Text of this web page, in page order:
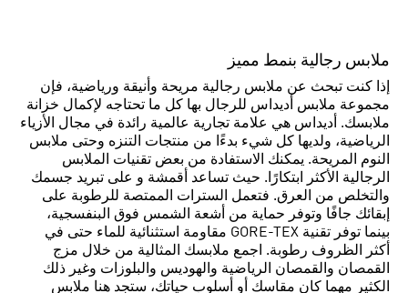
ملابس رجالية بنمط مميز
إذا كنت تبحث عن ملابس رجالية مريحة وأنيقة ورياضية، فإن
مجموعة ملابس أديداس للرجال بها كل ما تحتاجه لإكمال خزانة
ملابسك. أديداس هي علامة تجارية عالمية رائدة في مجال الأزياء
الرياضية، ولديها كل شيء بدءًا من منتجات التنزه وحتى ملابس
النوم المريحة. يمكنك الاستفادة من بعض تقنيات الملابس
الرجالية الأكثر ابتكارًا. حيث تساعد أقمشة و على تبريد جسمك
والتخلص من العرق. فتعمل السترات الممتصة للرطوبة على
إبقائك جافًا وتوفر حماية من أشعة الشمس فوق البنفسجية،
بينما توفر تقنية GORE-TEX مقاومة استثنائية للماء حتى في
أكثر الظروف رطوبة. اجمع ملابسك المثالية من خلال مزج
القمصان والقمصان الرياضية والهوديس والبلوزات وغير ذلك
الكثير مهما كان مقاسك أو أسلوب حياتك، ستجد هنا ملابس